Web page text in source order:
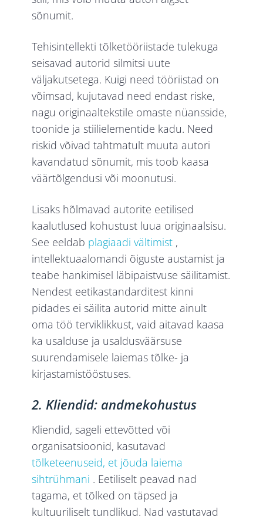
sõnumit.
Tehisintellekti tõlketööriistade tulekuga
seisavad autorid silmitsi uute
väljakutsetega. Kuigi need tööriistad on
võimsad, kujutavad need endast riske,
nagu originaaltekstile omaste nüansside,
toonide ja stiilielementide kadu. Need
riskid võivad tahtmatult muuta autori
kavandatud sõnumit, mis toob kaasa
väärtõlgendusi või moonutusi.
Lisaks hõlmavad autorite eetilised
kaalutlused kohustust luua originaalsisu.
See eeldab plagiaadi vältimist ,
intellektuaalomandi õiguste austamist ja
teabe hankimisel läbipaistvuse säilitamist.
Nendest eetikastandarditest kinni
pidades ei säilita autorid mitte ainult
oma töö terviklikkust, vaid aitavad kaasa
ka usalduse ja usaldusväärsuse
suurendamisele laiemas tõlke- ja
kirjastamistööstuses.
2. Kliendid: andmekohustus
Kliendid, sageli ettevõtted või
organisatsioonid, kasutavad
tõlketeenuseid, et jõuda laiema
sihtrühmani . Eetiliselt peavad nad
tagama, et tõlked on täpsed ja
kultuuriliselt tundlikud. Nad vastutavad